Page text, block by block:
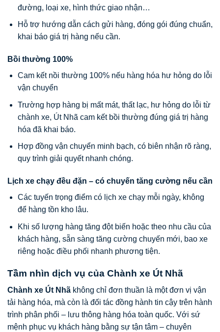
đường, loại xe, hình thức giao nhận…
Hỗ trợ hướng dẫn cách gửi hàng, đóng gói đúng chuẩn,
khai báo giá trị hàng nếu cần.
Bồi thường 100%
Cam kết nồi thường 100% nếu hàng hóa hư hỏng do lỗi
vận chuyển
Trường hợp hàng bị mất mát, thất lạc, hư hỏng do lỗi từ
chành xe, Út Nhã cam kết bồi thường đúng giá trị hàng
hóa đã khai báo.
Hợp đồng vận chuyển minh bạch, có biên nhận rõ ràng,
quy trình giải quyết nhanh chóng.
Lịch xe chạy đều đặn – có chuyến tăng cường nếu cần
Các tuyến trọng điểm có lịch xe chạy mỗi ngày, không
để hàng tồn kho lâu.
Khi số lượng hàng tăng đột biến hoặc theo nhu cầu của
khách hàng, sẵn sàng tăng cường chuyến mới, bao xe
riêng hoặc điều phối nhanh phương tiện.
Tầm nhìn dịch vụ của Chành xe Út Nhã
Chành xe Út Nhã không chỉ đơn thuần là một đơn vị vận
tải hàng hóa, mà còn là đối tác đồng hành tin cậy trên hành
trình phân phối – lưu thông hàng hóa toàn quốc. Với sứ
mệnh phục vụ khách hàng bằng sự tận tâm – chuyên